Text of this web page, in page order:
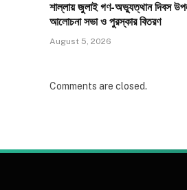
শাল্লায় জুলাই গণ-অভ্যুত্থান দিবস
আলোচনা সভা ও পুরস্কার বিতরণ
August 5, 2026
Comments are closed.